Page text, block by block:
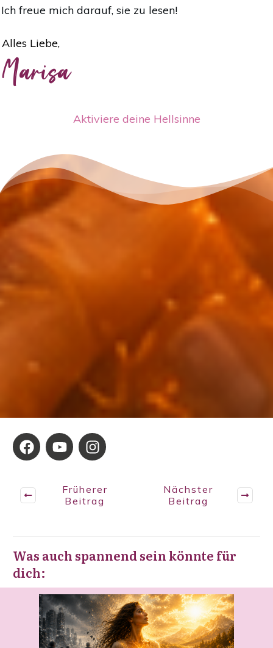
Ich freue mich darauf, sie zu lesen!
Alles Liebe,
Marisa
Aktiviere deine Hellsinne
Früherer
Beitrag
Nächster
Beitrag
Was auch spannend sein könnte für
dich: